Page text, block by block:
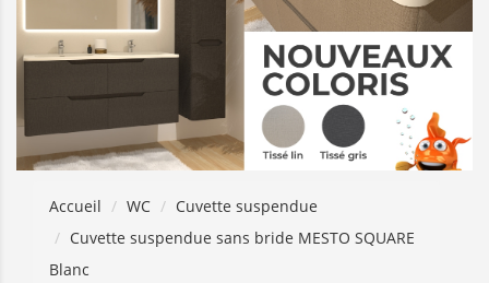
Accueil WC
Cuvette suspendue
Cuvette suspendue sans bride MESTO SQUARE
Blanc